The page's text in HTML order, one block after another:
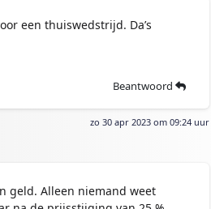
een thuiswedstrijd. Da’s
Beantwoord
zo 30 apr 2023 om 09:24 uur
geld. Alleen niemand weet